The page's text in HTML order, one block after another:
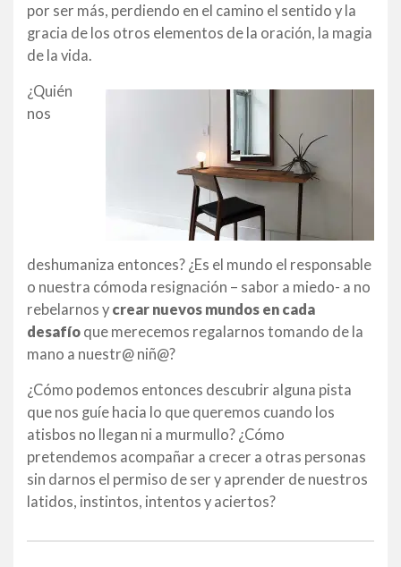
por ser más, perdiendo en el camino el sentido y la
gracia de los otros elementos de la oración, la magia
de la vida.
¿Quién
nos
deshumaniza entonces? ¿Es el mundo el responsable
o nuestra cómoda resignación – sabor a miedo- a no
rebelarnos y crear nuevos mundos en cada
desafío que merecemos regalarnos tomando de la
mano a nuestr@ niñ@?
¿Cómo podemos entonces descubrir alguna pista
que nos guíe hacia lo que queremos cuando los
atisbos no llegan ni a murmullo? ¿Cómo
pretendemos acompañar a crecer a otras personas
sin darnos el permiso de ser y aprender de nuestros
latidos, instintos, intentos y aciertos?